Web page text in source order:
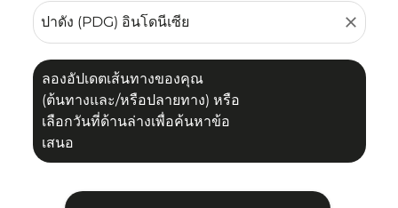
close
ลองอัปเดตเส้นทางของคุณ
(ต้นทางและ/หรือปลายทาง) หรือ
เลือกวันที่ด้านล่างเพื่อค้นหาข้อ
เสนอ